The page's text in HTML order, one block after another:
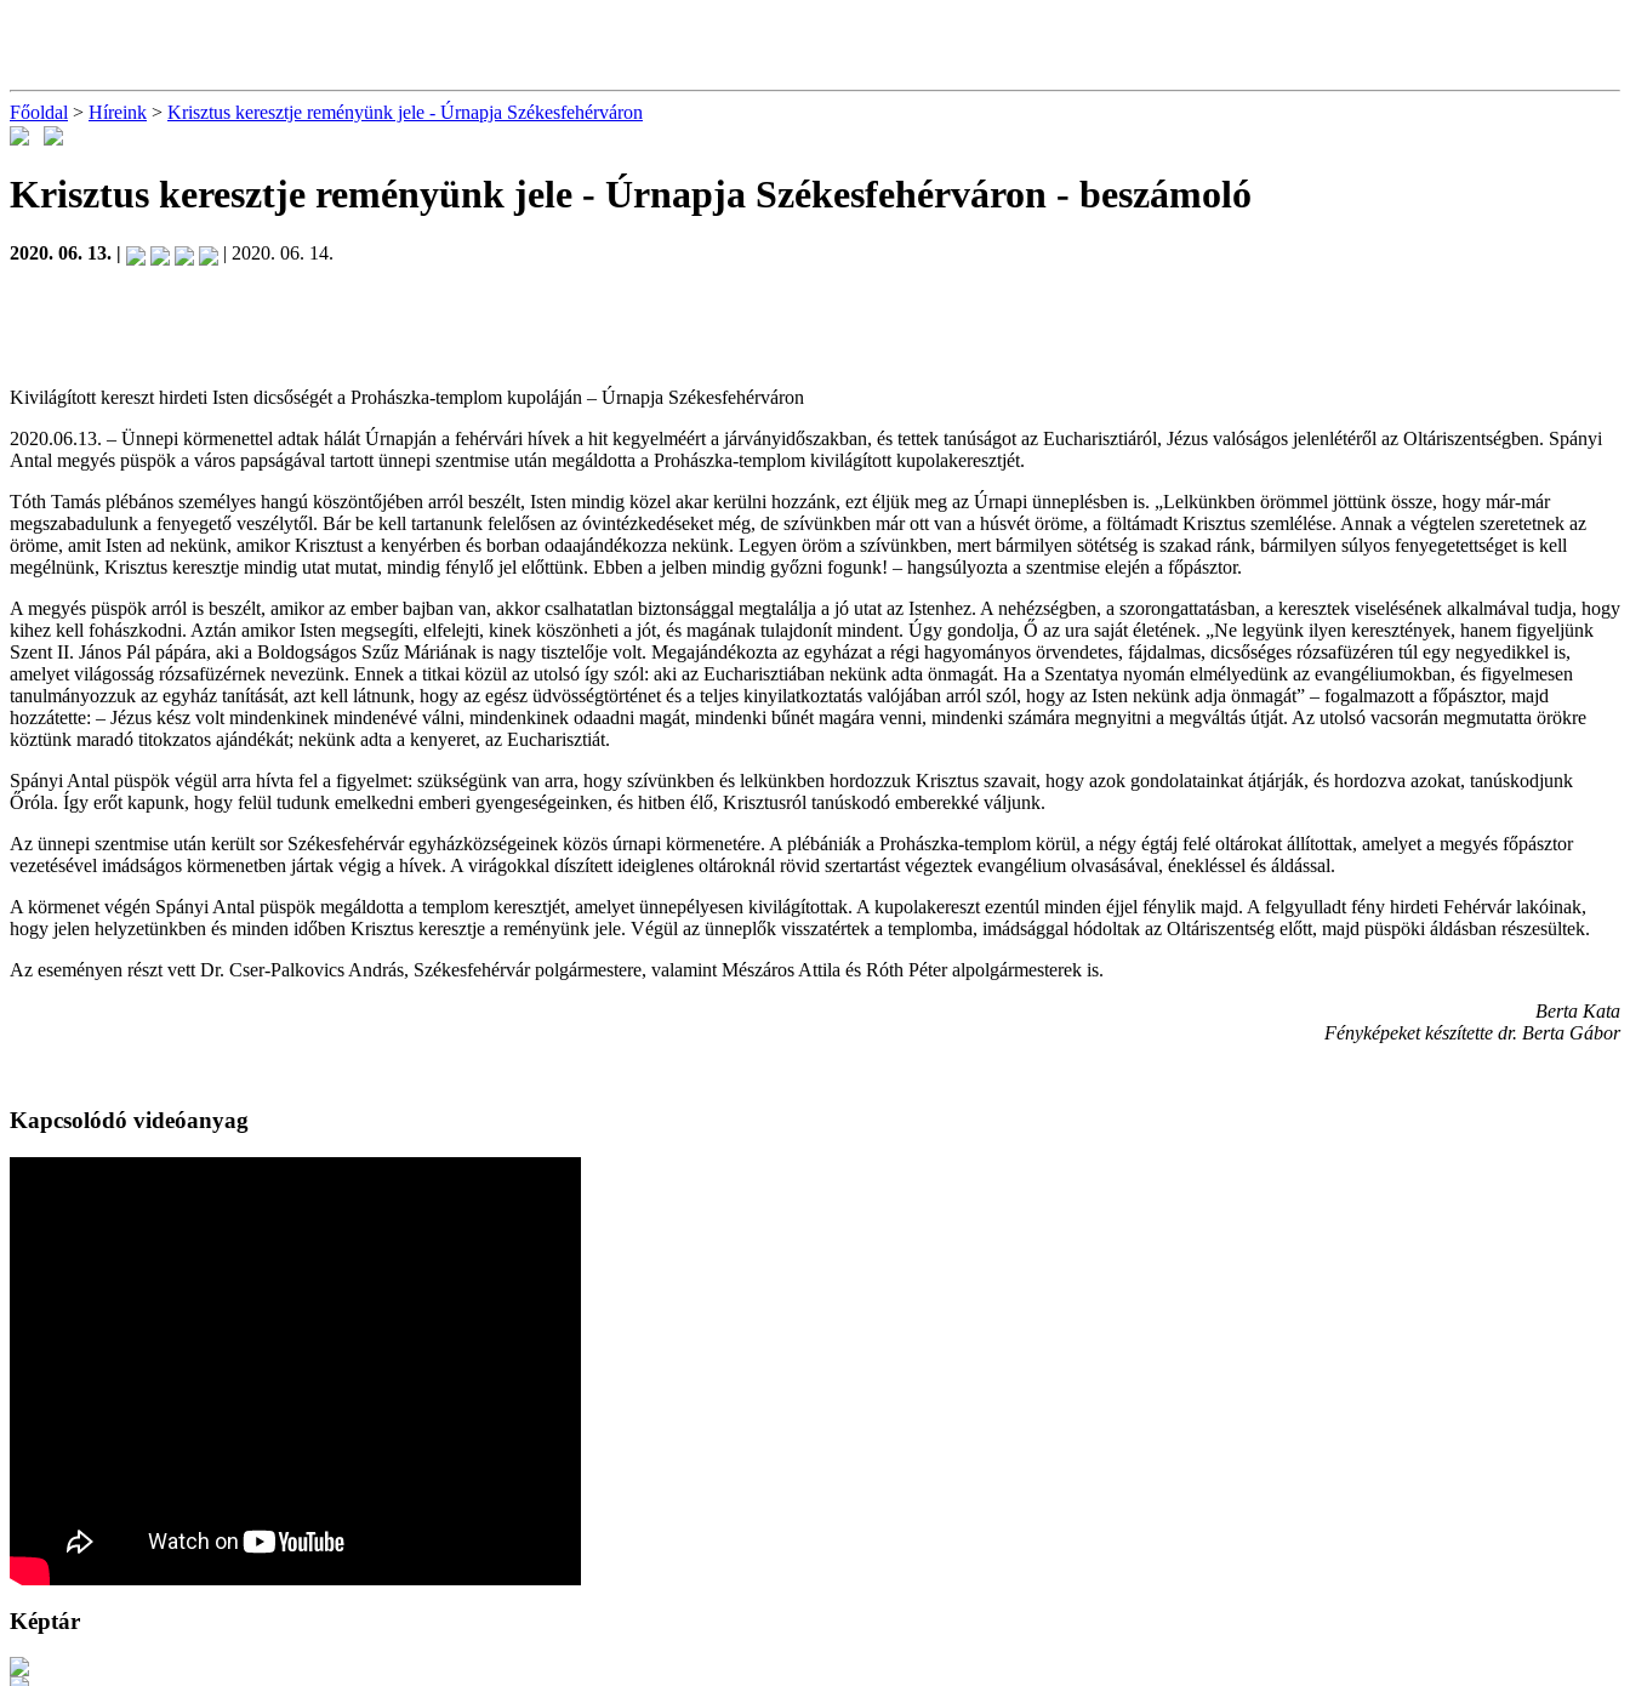
Főoldal > Híreink > Krisztus keresztje reményünk jele - Úrnapja Székesfehérváron
Krisztus keresztje reményünk jele - Úrnapja Székesfehérváron - beszámoló
2020. 06. 13. | | 2020. 06. 14.
Kivilágított kereszt hirdeti Isten dicsőségét a Prohászka-templom kupoláján – Úrnapja Székesfehérváron
2020.06.13. – Ünnepi körmenettel adtak hálát Úrnapján a fehérvári hívek a hit kegyelméért a járványidőszakban, és tettek tanúságot az Eucharisztiáról, Jézus valóságos jelenlétéről az Oltáriszentségben. Spányi
Antal megyés püspök a város papságával tartott ünnepi szentmise után megáldotta a Prohászka-templom kivilágított kupolakeresztjét.
Tóth Tamás plébános személyes hangú köszöntőjében arról beszélt, Isten mindig közel akar kerülni hozzánk, ezt éljük meg az Úrnapi ünneplésben is. „Lelkünkben örömmel jöttünk össze, hogy már-már
megszabadulunk a fenyegető veszélytől. Bár be kell tartanunk felelősen az óvintézkedéseket még, de szívünkben már ott van a húsvét öröme, a föltámadt Krisztus szemlélése. Annak a végtelen szeretetnek az
öröme, amit Isten ad nekünk, amikor Krisztust a kenyérben és borban odaajándékozza nekünk. Legyen öröm a szívünkben, mert bármilyen sötétség is szakad ránk, bármilyen súlyos fenyegetettséget is kell
megélnünk, Krisztus keresztje mindig utat mutat, mindig fénylő jel előttünk. Ebben a jelben mindig győzni fogunk! – hangsúlyozta a szentmise elején a főpásztor.
A megyés püspök arról is beszélt, amikor az ember bajban van, akkor csalhatatlan biztonsággal megtalálja a jó utat az Istenhez. A nehézségben, a szorongattatásban, a keresztek viselésének alkalmával tudja, hogy
kihez kell fohászkodni. Aztán amikor Isten megsegíti, elfelejti, kinek köszönheti a jót, és magának tulajdonít mindent. Úgy gondolja, Ő az ura saját életének. „Ne legyünk ilyen keresztények, hanem figyeljünk
Szent II. János Pál pápára, aki a Boldogságos Szűz Máriának is nagy tisztelője volt. Megajándékozta az egyházat a régi hagyományos örvendetes, fájdalmas, dicsőséges rózsafüzéren túl egy negyedikkel is,
amelyet világosság rózsafüzérnek nevezünk. Ennek a titkai közül az utolsó így szól: aki az Eucharisztiában nekünk adta önmagát. Ha a Szentatya nyomán elmélyedünk az evangéliumokban, és figyelmesen
tanulmányozzuk az egyház tanítását, azt kell látnunk, hogy az egész üdvösségtörténet és a teljes kinyilatkoztatás valójában arról szól, hogy az Isten nekünk adja önmagát” – fogalmazott a főpásztor, majd
hozzátette: – Jézus kész volt mindenkinek mindenévé válni, mindenkinek odaadni magát, mindenki bűnét magára venni, mindenki számára megnyitni a megváltás útját. Az utolsó vacsorán megmutatta örökre
köztünk maradó titokzatos ajándékát; nekünk adta a kenyeret, az Eucharisztiát.
Spányi Antal püspök végül arra hívta fel a figyelmet: szükségünk van arra, hogy szívünkben és lelkünkben hordozzuk Krisztus szavait, hogy azok gondolatainkat átjárják, és hordozva azokat, tanúskodjunk
Őróla. Így erőt kapunk, hogy felül tudunk emelkedni emberi gyengeségeinken, és hitben élő, Krisztusról tanúskodó emberekké váljunk.
Az ünnepi szentmise után került sor Székesfehérvár egyházközségeinek közös úrnapi körmenetére. A plébániák a Prohászka-templom körül, a négy égtáj felé oltárokat állítottak, amelyet a megyés főpásztor
vezetésével imádságos körmenetben jártak végig a hívek. A virágokkal díszített ideiglenes oltároknál rövid szertartást végeztek evangélium olvasásával, énekléssel és áldással.
A körmenet végén Spányi Antal püspök megáldotta a templom keresztjét, amelyet ünnepélyesen kivilágítottak. A kupolakereszt ezentúl minden éjjel fénylik majd. A felgyulladt fény hirdeti Fehérvár lakóinak,
hogy jelen helyzetünkben és minden időben Krisztus keresztje a reményünk jele. Végül az ünneplők visszatértek a templomba, imádsággal hódoltak az Oltáriszentség előtt, majd püspöki áldásban részesültek.
Az eseményen részt vett Dr. Cser-Palkovics András, Székesfehérvár polgármestere, valamint Mészáros Attila és Róth Péter alpolgármesterek is.
Berta Kata
Fényképeket készítette dr. Berta Gábor
Kapcsolódó videóanyag
Képtár